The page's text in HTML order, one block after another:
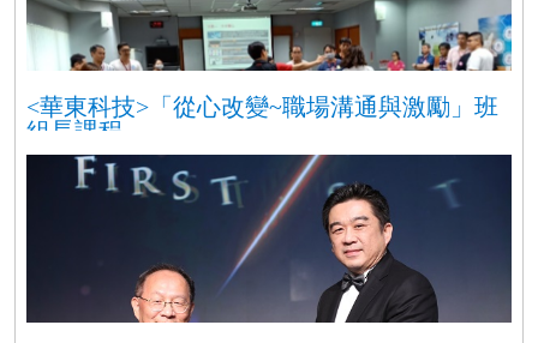
<華東科技>「從心改變~職場溝通與激勵」班
組長課程